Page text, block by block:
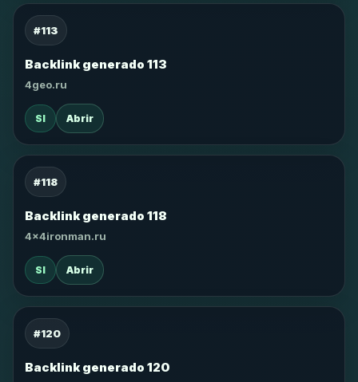
#113
Backlink generado 113
4geo.ru
SI Abrir
#118
Backlink generado 118
4x4ironman.ru
SI Abrir
#120
Backlink generado 120